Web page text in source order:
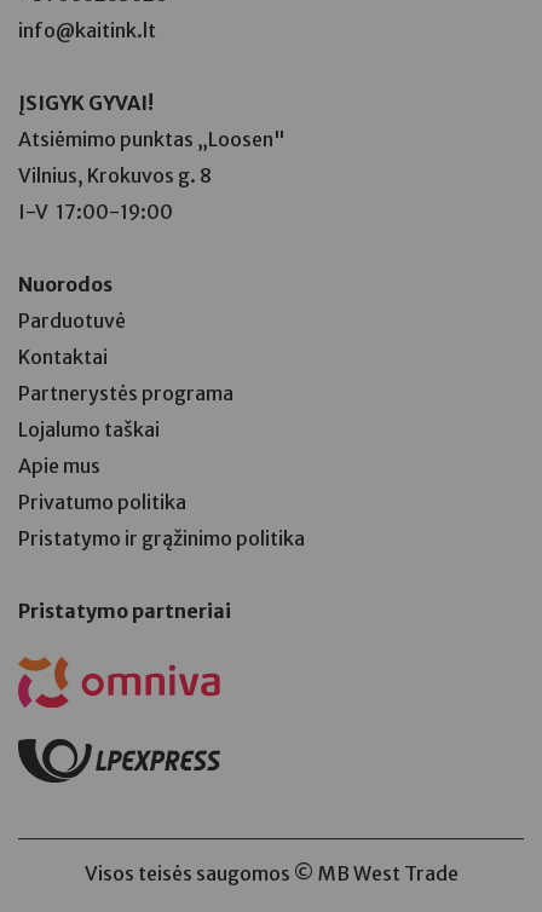
info@kaitink.lt
ĮSIGYK GYVAI!
Atsiėmimo punktas „Loosen"
Vilnius, Krokuvos g. 8
I-V 17:00-19:00
Nuorodos
Parduotuvė
Kontaktai
Partnerystės programa
Lojalumo taškai
Apie mus
Privatumo politika
Pristatymo ir grąžinimo politika
Pristatymo partneriai
Visos teisės saugomos © MB West Trade